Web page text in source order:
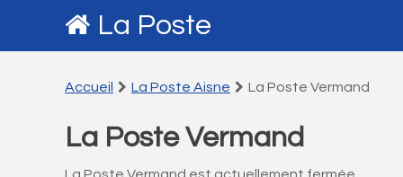
La Poste
Accueil La Poste Aisne La Poste Vermand
La Poste Vermand